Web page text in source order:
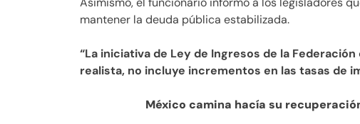
mantener la deuda pública estabilizada.
“La iniciativa de Ley de Ingresos de la
realista, no incluye incrementos en las tasas de
México camina hacía su